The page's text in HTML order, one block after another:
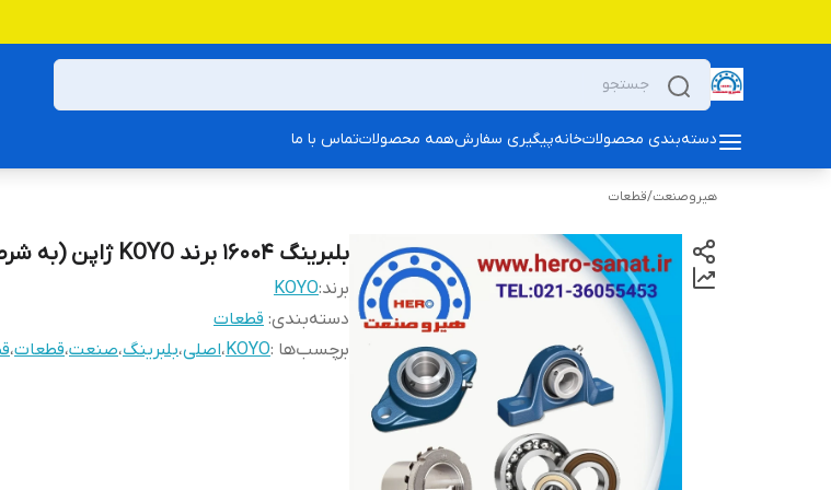
دسته‌بندی محصولاتخانهپیگیری سفارشهمه محصولاتتماس با ما
هیروصنعت/قطعات
بلبرینگ 16004 برند KOYO ژاپن (به شرط اصالت کالا)
برند:KOYO
دسته‌بندی: قطعات
برچسب‌ها :KOYO،اصلی،بلبرینگ،صنعت،قطعات،